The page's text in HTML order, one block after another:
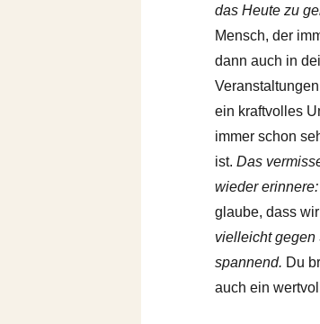
das Heute zu
Mensch, der
dann auch in
ein kraftvolles
immer schon
ist.Das
wieder
glaube, dass
vielleicht gegen
spannend. Du
auch ein